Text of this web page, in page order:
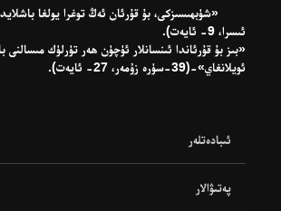
ئىسرا، 9- ئايەت).
«بىز بۇ قۇرئاندا ئىنسانلار ئۈچۈن ھەر تۈرلۈك مىسالنى
ئويلانغاي»-(39-سۈرە زۇمەر، 27- ئايەت).
ئىبادەتلەر
پەتىۋالار